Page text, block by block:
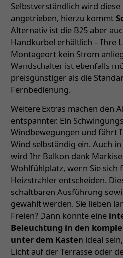
Selbstverständlich wird
angetrieben, hierzu kommt
Alternativ ist die B25 aber
Handkurbel erhältlich – Ihre
Montageort kein Strom
Wandschalter ist ebenfalls
preisgünstiger als die
Fernbedienung.
Weitere Extras machen den
entspannter. Ein
Windbewegungen und fährt
Wind selbständig ein. Auch
wird Ihr Balkon dank
Wohlfühlplatz, wenn Sie sich
Heizstrahler entscheiden.
schaltbaren Ausführung
gewählt werden. Sie lieben
Freien? Dann könnte eine
Beleuchtung in den
unter dem Kasten ideal
Licht auf der Terrasse oder